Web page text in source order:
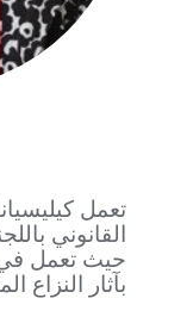
تعمل
القانوني
حيث تعمل في
بآثار النزاع